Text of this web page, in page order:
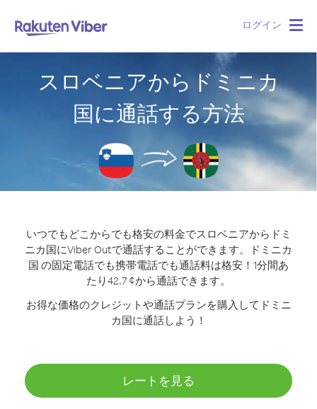
ログイン
スロベニアからドミニカ
国に通話する方法
いつでもどこからでも格安の料金でスロベニアからドミ
ニカ国にViber Outで通話することができます。
ドミニカ
国 の固定電話でも携帯電話でも通話料は格安！1分間あ
たり42.7 ¢から通話できます。
お得な価格のクレジットや通話プランを購入してドミニ
カ国に通話しよう！
レートを見る